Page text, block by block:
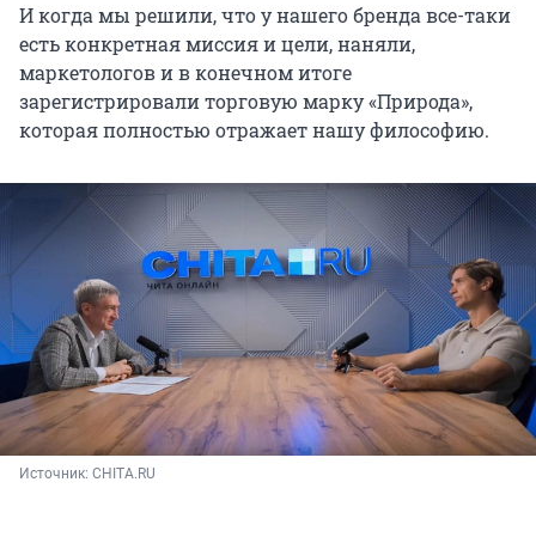
И когда мы решили, что у нашего бренда все-таки
есть конкретная миссия и цели, наняли,
маркетологов и в конечном итоге
зарегистрировали торговую марку «Природа»,
которая полностью отражает нашу философию.
Источник: CHITA.RU